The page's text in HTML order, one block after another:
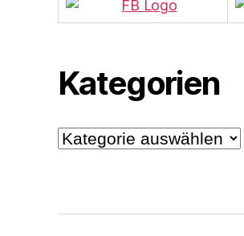
Kategorien
Kategorien